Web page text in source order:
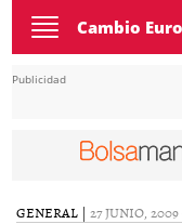
Toggle
navigation
Cambio
Publicidad
GENERAL | 27 JUNIO, 2009